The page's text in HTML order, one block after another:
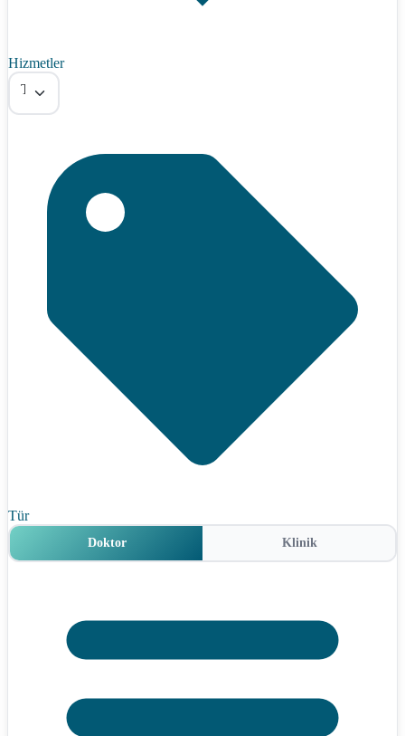
Hizmetler
Tümü
Tür
Doktor Klinik